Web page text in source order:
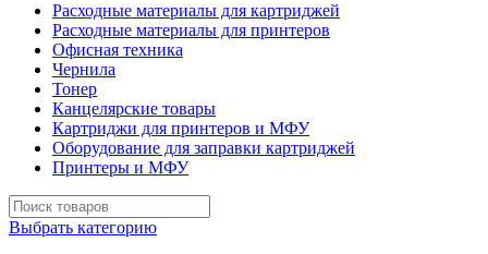
Расходные материалы для картриджей
Расходные материалы для принтеров
Офисная техника
Чернила
Тонер
Канцелярские товары
Картриджи для принтеров и МФУ
Оборудование для заправки картриджей
Принтеры и МФУ
Выбрать категорию